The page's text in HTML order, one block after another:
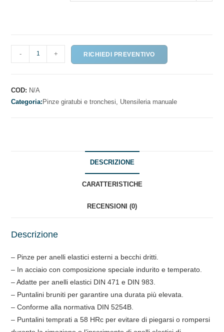
PER
ELASTICI
ESTERNI
- + RICHIEDI PREVENTIVO
COD: N/A
Categoria:Pinze giratubi e tronchesi, Utensileria manuale
DESCRIZIONE
CARATTERISTICHE
RECENSIONI (0)
Descrizione
– Pinze per anelli elastici esterni a becchi dritti.
– In acciaio con composizione speciale indurito e temperato.
– Adatte per anelli elastici DIN 471 e DIN 983.
– Puntalini bruniti per garantire una durata più elevata.
– Conforme alla normativa DIN 5254B.
– Puntalini temprati a 58 HRc per evitare di piegarsi o rompersi